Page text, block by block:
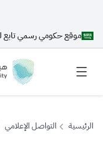
موقع حكومي رسمي تابع
الرئيسية التواصل الإعلامي